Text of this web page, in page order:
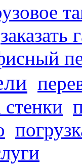
заказать
стенки